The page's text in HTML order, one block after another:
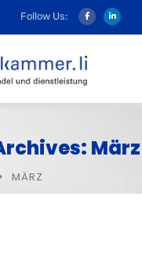
Follow Us:
März
MÄRZ